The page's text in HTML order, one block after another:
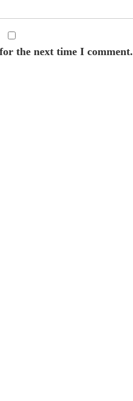
the next time I comment.